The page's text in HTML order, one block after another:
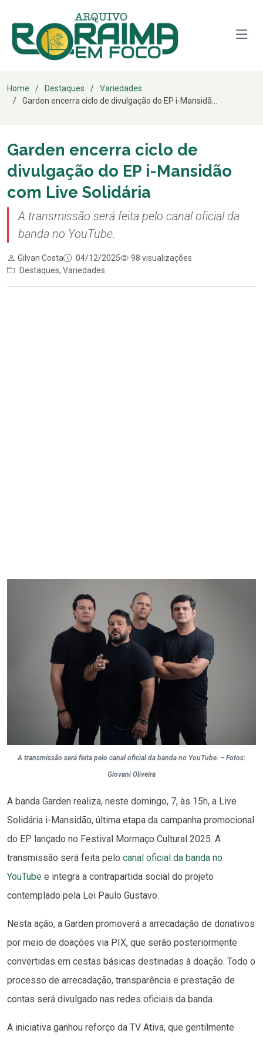
Home Destaques
Variedades
Garden encerra ciclo de divulgação do EP i-Mansidã...
Garden encerra ciclo de
divulgação do EP i-Mansidão
com Live Solidária
A transmissão será feita pelo canal oficial da
banda no YouTube.
Gilvan Costa 04/12/2025
98 visualizações
Destaques, Variedades
A transmissão será feita pelo canal oficial da banda no YouTube. – Fotos:
Giovani Oliveira
A banda Garden realiza, neste domingo, 7, às 15h, a Live
Solidária i-Mansidão, última etapa da campanha promocional
do EP lançado no Festival Mormaço Cultural 2025. A
transmissão será feita pelo canal oficial da banda no
YouTube e integra a contrapartida social do projeto
contemplado pela Lei Paulo Gustavo.
Nesta ação, a Garden promoverá a arrecadação de donativos
por meio de doações via PIX, que serão posteriormente
convertidas em cestas básicas destinadas à doação. Todo o
processo de arrecadação, transparência e prestação de
contas será divulgado nas redes oficiais da banda.
A iniciativa ganhou reforço da TV Ativa, que gentilmente